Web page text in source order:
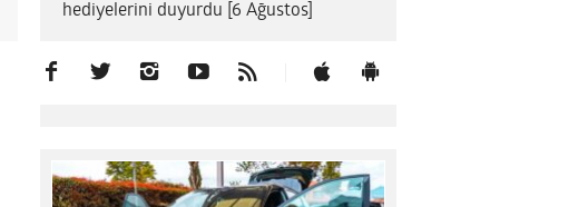
hediyelerini duyurdu [6 Ağustos]